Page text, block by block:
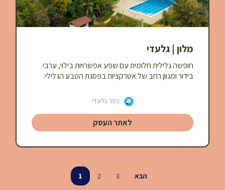
מלון | גלעדי
חופשה גלילית חלומית עם שפע אפשרויות בילוי, ערבי
בידור ומגוון רחב של אטרקציות בפסגת הטבע הגלילי.
כפר גלעדי
לאתר העסק
הבא 1 2 3